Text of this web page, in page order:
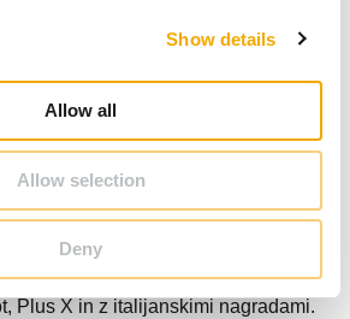
Show details
Allow all
Allow selection
Deny
in rastemo s strankami.
izdelke, ki presegajo
Da bi izboljšali naše veščine in
delavnice za oblikovanje. Naše
v oblikovanju je bilo nagrajeno z
Plus X in z italijanskimi nagradami.